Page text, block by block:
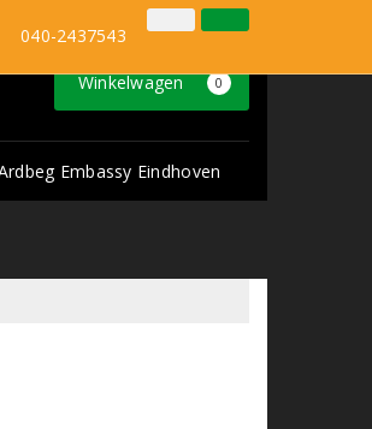
Inloggen Klantenservice
Winkelwagen 0
Embassy Eindhoven
040-2437543